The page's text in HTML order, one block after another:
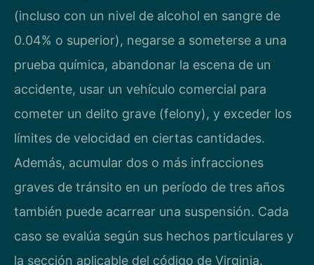
(incluso con un nivel de alcohol en sangre de
0.04% o superior), negarse a someterse a una
prueba química, abandonar la escena de un
accidente, usar un vehículo comercial para
cometer un delito grave (felony), y exceder los
límites de velocidad en ciertas cantidades.
Además, acumular dos o más infracciones
graves de tránsito en un período de tres años
también puede acarrear una suspensión. Cada
caso se evalúa según sus hechos particulares y
la sección aplicable del código de Virginia.